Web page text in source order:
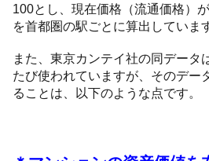
100とし、現在価格（流通価格）
を首都圏の駅ごとに算出していま
また、東京カンテイ社の同データ
たび使われていますが、そのデー
ることは、以下のような点です。